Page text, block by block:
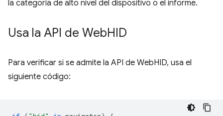
la categoría de alto nivel del dispositivo o el informe.
Usa la API de WebHID
Para verificar si se admite la API de WebHID, usa el
siguiente código: